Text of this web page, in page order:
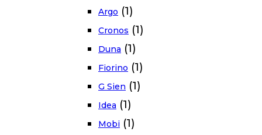
Argo (1)
Cronos (1)
Duna (1)
Fiorino (1)
G Sien (1)
Idea (1)
Mobi (1)